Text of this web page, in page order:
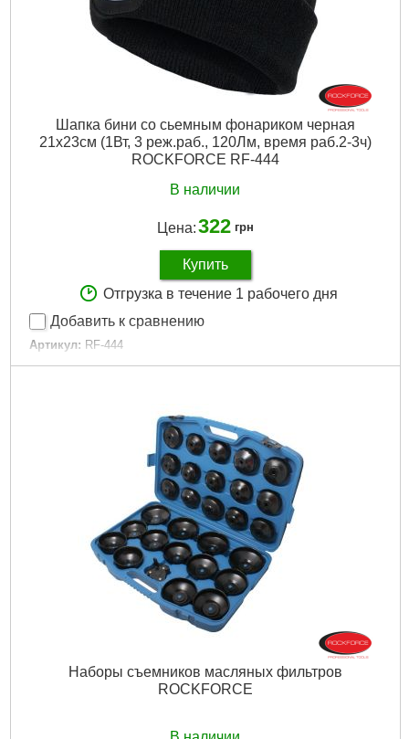
Шапка бини со сьемным фонариком черная
21х23см (1Вт, 3 реж.раб., 120Лм, время раб.2-3ч)
ROCKFORCE RF-444
В наличии
Цена:322 грн
Купить
Отгрузка в течение 1 рабочего дня
Добавить к сравнению
Артикул: RF-444
Код товара: 29.82.47
Подробнее...
Наборы съемников масляных фильтров
ROCKFORCE